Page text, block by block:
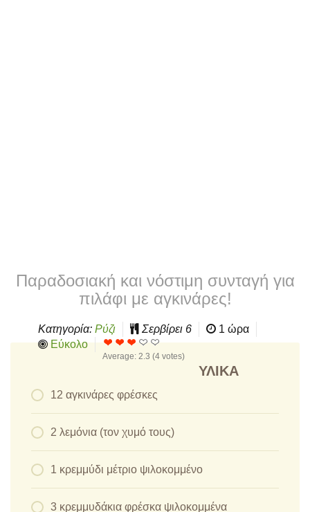
Παραδοσιακή και νόστιμη συνταγή για
πιλάφι με αγκινάρες!
Κατηγορία: Ρύζι Σερβίρει 6
1 ώρα
Εύκολο
Average: 2.3 (4 votes)
ΥΛΙΚΆ
12 αγκινάρες φρέσκες
2 λεμόνια (τον χυμό τους)
1 κρεμμύδι μέτριο ψιλοκομμένο
3 κρεμμυδάκια φρέσκα ψιλοκομμένα